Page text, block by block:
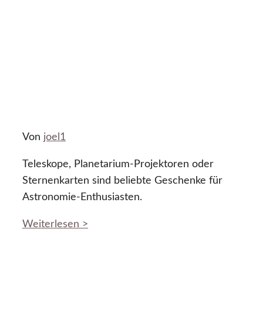
Von joel1
Teleskope, Planetarium-Projektoren oder
Sternenkarten sind beliebte Geschenke für
Astronomie-Enthusiasten.
Weiterlesen >